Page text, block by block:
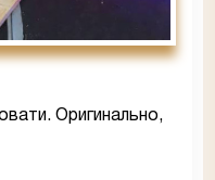
Оригинально,